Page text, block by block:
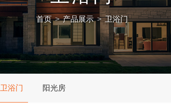
首页>产品展示>卫浴门
卫浴门 阳光房